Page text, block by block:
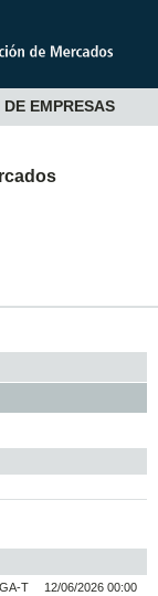
EMPRESAS
T
12/06/2026 00:00